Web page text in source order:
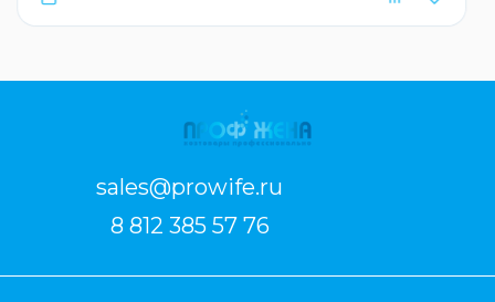
sales@prowife.ru
8 812 385 57 76